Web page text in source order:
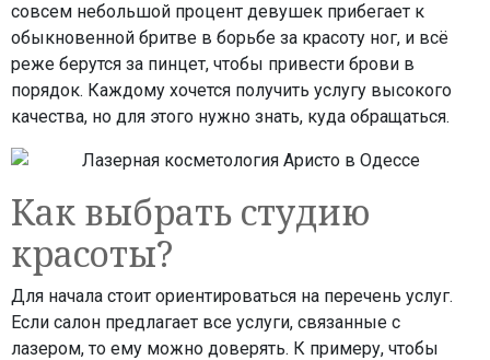
совсем небольшой процент девушек прибегает к
обыкновенной бритве в борьбе за красоту ног, и всё
реже берутся за пинцет, чтобы привести брови в
порядок. Каждому хочется получить услугу высокого
качества, но для этого нужно знать, куда обращаться.
Как выбрать студию
красоты?
Для начала стоит ориентироваться на перечень услуг.
Если салон предлагает все услуги, связанные с
лазером, то ему можно доверять. К примеру, чтобы